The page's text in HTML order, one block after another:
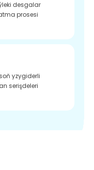
desgalar
prosesi
yzygiderli
serişdeleri